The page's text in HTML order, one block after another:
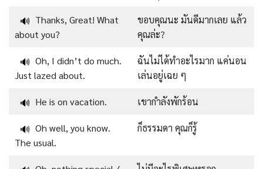
🔊 Thanks, Great! What
about you?
ขอบคุณนะ มันดีมากเลย แล้ว
คุณล่ะ?
🔊 Oh, I didn’t do much.
Just lazed about.
ฉันไม่ได้ทำอะไรมาก แค่นอน
เล่นอยู่เฉย ๆ
🔊 He is on vacation. เขากำลังพักร้อน
🔊 Oh well, you know.
The usual.
ก็ธรรมดา คุณก็รู้